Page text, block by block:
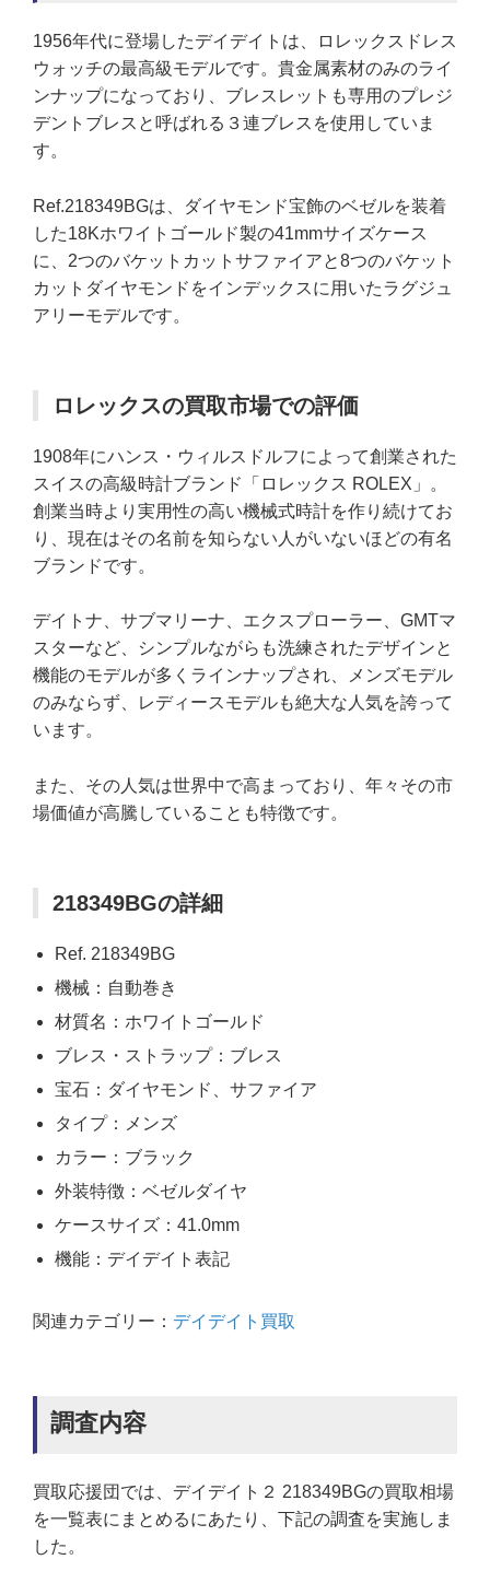
1956年代に登場したデイデイトは、ロレックスドレス
ウォッチの最高級モデルです。貴金属素材のみのライ
ンナップになっており、ブレスレットも専用のプレジ
デントブレスと呼ばれる３連ブレスを使用していま
す。
Ref.218349BGは、ダイヤモンド宝飾のベゼルを装着
した18Kホワイトゴールド製の41mmサイズケース
に、2つのバケットカットサファイアと8つのバケット
カットダイヤモンドをインデックスに用いたラグジュ
アリーモデルです。
ロレックスの買取市場での評価
1908年にハンス・ウィルスドルフによって創業された
スイスの高級時計ブランド「ロレックス ROLEX」。
創業当時より実用性の高い機械式時計を作り続けてお
り、現在はその名前を知らない人がいないほどの有名
ブランドです。
デイトナ、サブマリーナ、エクスプローラー、GMTマ
スターなど、シンプルながらも洗練されたデザインと
機能のモデルが多くラインナップされ、メンズモデル
のみならず、レディースモデルも絶大な人気を誇って
います。
また、その人気は世界中で高まっており、年々その市
場価値が高騰していることも特徴です。
218349BGの詳細
Ref. 218349BG
機械：自動巻き
材質名：ホワイトゴールド
ブレス・ストラップ：ブレス
宝石：ダイヤモンド、サファイア
タイプ：メンズ
カラー：ブラック
外装特徴：ベゼルダイヤ
ケースサイズ：41.0mm
機能：デイデイト表記
関連カテゴリー： デイデイト買取
調査内容
買取応援団では、デイデイト２ 218349BGの買取相場
を一覧表にまとめるにあたり、下記の調査を実施しま
した。